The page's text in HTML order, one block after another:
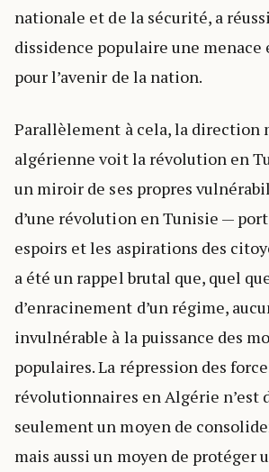
nationale et de la sécurité, a
dissidence populaire une
pour l’avenir de la nation.
Parallèlement à cela, la
algérienne voit la révolution en
un miroir de ses propres
d’une révolution en Tunisie —
espoirs et les aspirations des
a été un rappel brutal que, quel
d’enracinement d’un régime,
invulnérable à la puissance des
populaires. La répression des
révolutionnaires en Algérie n’est
seulement un moyen de
mais aussi un moyen de protéger